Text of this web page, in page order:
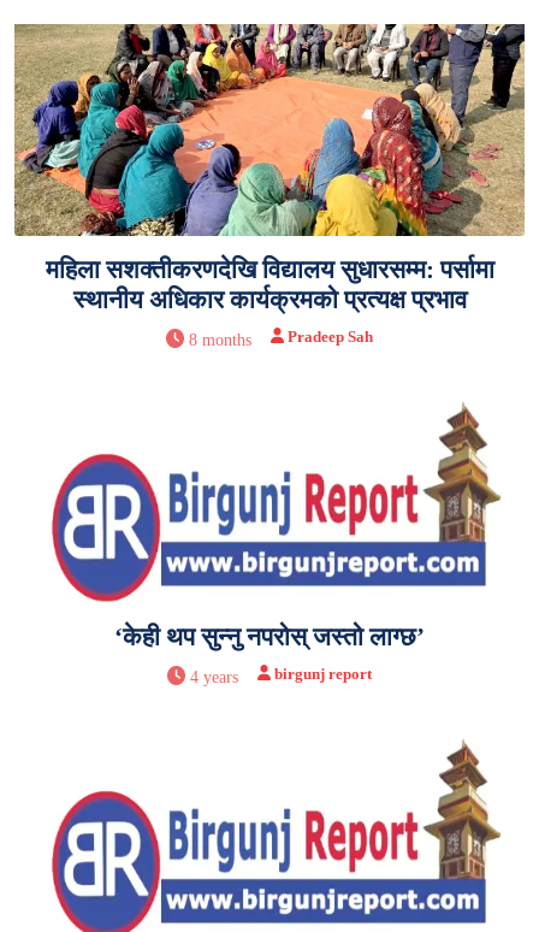
महिला सशक्तीकरणदेखि विद्यालय सुधारसम्म: पर्सामा
स्थानीय अधिकार कार्यक्रमको प्रत्यक्ष प्रभाव
8 months Pradeep Sah
‘केही थप सुन्नु नपरोस् जस्तो लाग्छ’
4 years birgunj report